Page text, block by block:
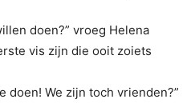
doen?” vroeg Helena
vis zijn die ooit zoiets
doen! We zijn toch vrienden?”